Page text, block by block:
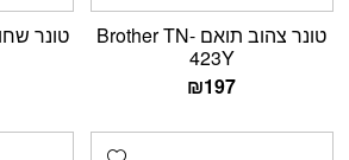
טונר צהוב תואם Brother TN-
423Y
₪197
Add wishlist